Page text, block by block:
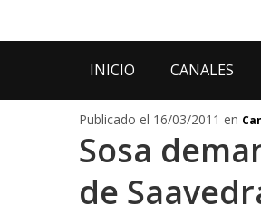
INICIO CANALES
Publicado el 16/03/2011 en
Sosa
de